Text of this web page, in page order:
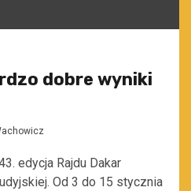
dobre wyniki
edycja Rajdu Dakar
Od 3 do 15 stycznia